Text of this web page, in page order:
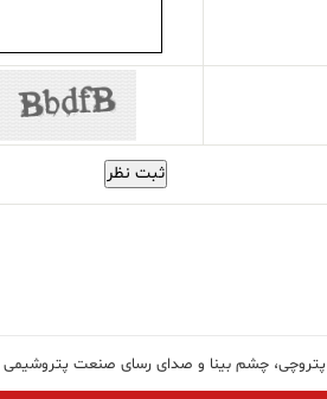
ثبت نظر
پتروچی، چشم بینا و صدای رسای صنعت پتروشیمی